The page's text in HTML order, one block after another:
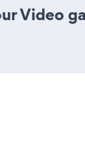
Video